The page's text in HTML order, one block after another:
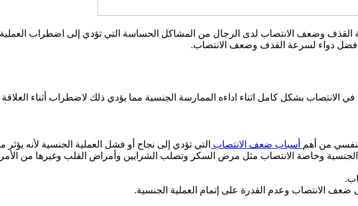
وضعف الانتصاب لدى الرجال من المشاكل الحساسة التي تؤدي إلى اضطراب العملية
أفضل دواء لسرعة القذف وضعف الانتصاب.
بشكل كامل اثناء اداءه الممارسة الجنسية مما يؤدي ذلك لاضطراب أثناء
من أهم أسباب ضعف الانتصاب التي تؤدي إلى نجاح أو فشل العملية الجنسية لأنه
وخاصة الانتصاب مثل مرض السكر وتصلب الشرايين وأمراض القلب وغيرها من الأمراض
ضعف الانتصاب وعدم القدرة على إتمام العملية الجنسية.